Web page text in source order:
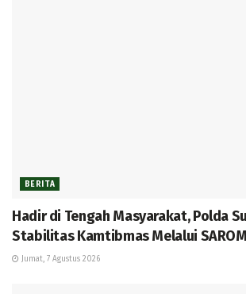
BERITA
Hadir di Tengah Masyarakat, Polda
Stabilitas Kamtibmas Melalui
Jumat, 7 Agustus 2026